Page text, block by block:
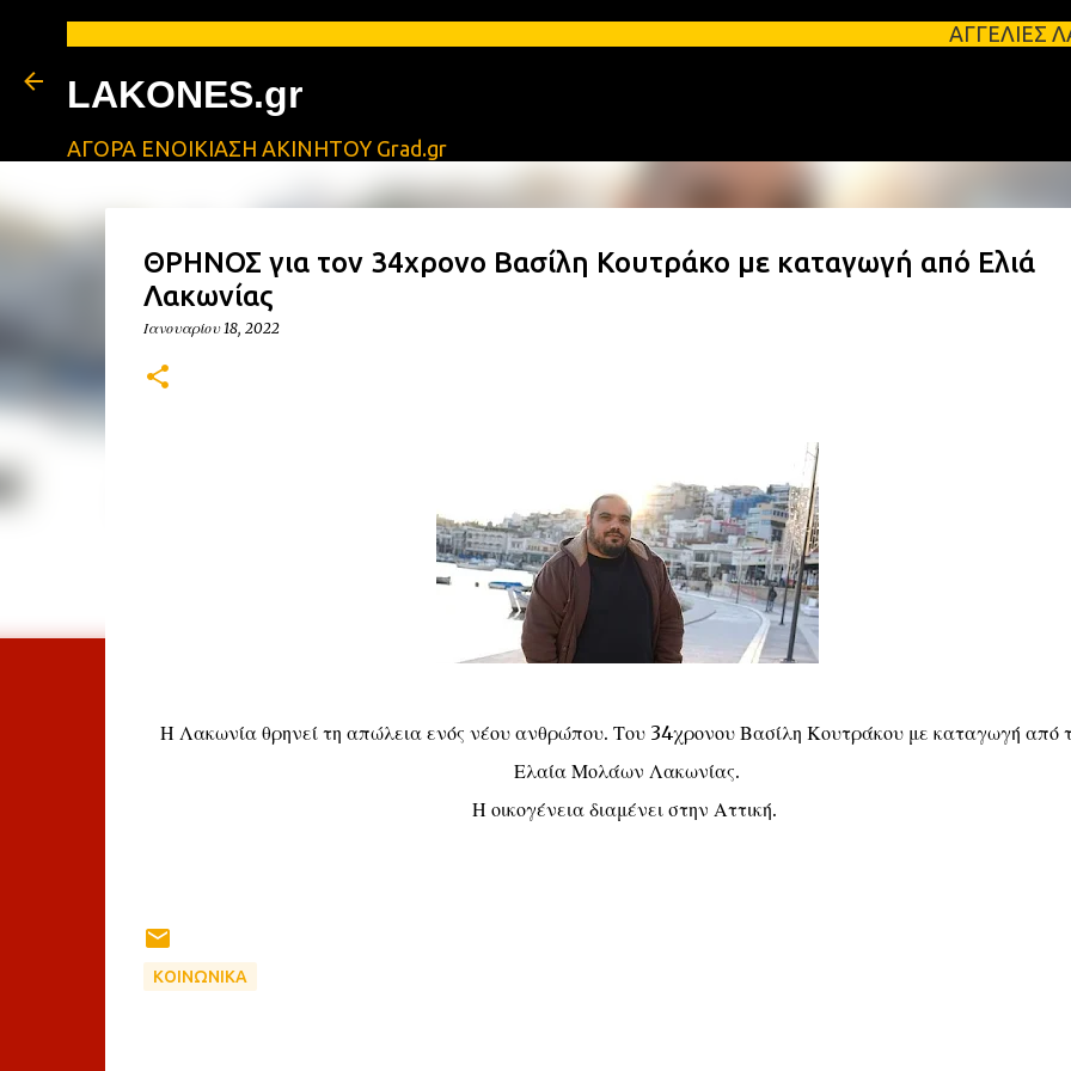
Μετάβαση στο κύριο περιεχόμενο
ΑΓΓΕΛΙΕΣ ΛΑΚΩΝΙΑΣ
LAKONES.gr
ΑΓΟΡΑ ΕΝΟΙΚΙΑΣΗ ΑΚΙΝΗΤΟΥ Grad.gr
ΘΡΗΝΟΣ για τον 34χρονο Βασίλη Κουτράκο με καταγωγή από Ελιά
Λακωνίας
Ιανουαρίου 18, 2022
Η Λακωνία θρηνεί τη απώλεια ενός νέου ανθρώπου. Του 34χρονου Βασίλη Κουτράκου με καταγωγή από
Ελαία Μολάων Λακωνίας.
Η οικογένεια διαμένει στην Αττική.
ΚΟΙΝΩΝΙΚΑ